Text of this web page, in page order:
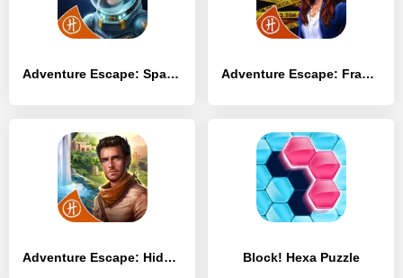
Adventure Escape: Space Crisis Adventure Escape: Framed
Adventure Escape: Hidden Ruins Block! Hexa Puzzle